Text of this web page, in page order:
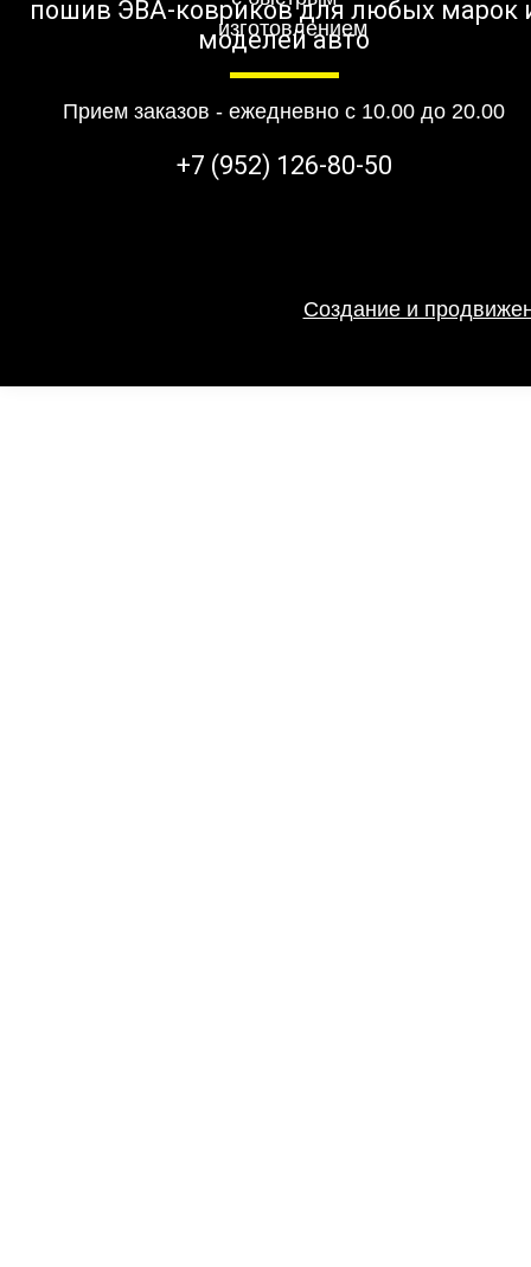
пошив ЭВА-ковриков для любых марок
моделей авто
Прием заказов - ежедневно с 10.00 до 20.00
+7 (952) 126-80-50
Создание и